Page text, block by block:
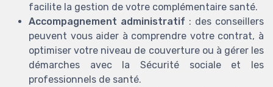
facilite la gestion de votre complémentaire santé.
Accompagnement administratif : des conseillers
peuvent vous aider à comprendre votre contrat, à
optimiser votre niveau de couverture ou à gérer les
démarches avec la Sécurité sociale et les
professionnels de santé.